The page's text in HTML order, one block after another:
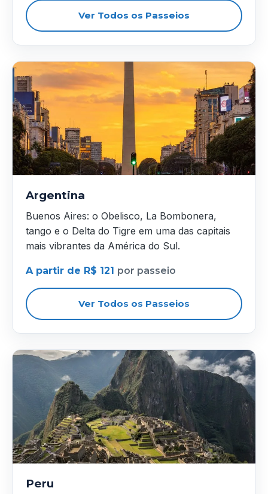
Ver Todos os Passeios
Argentina
Buenos Aires: o Obelisco, La Bombonera,
tango e o Delta do Tigre em uma das capitais
mais vibrantes da América do Sul.
A partir de R$ 121 por passeio
Ver Todos os Passeios
Peru